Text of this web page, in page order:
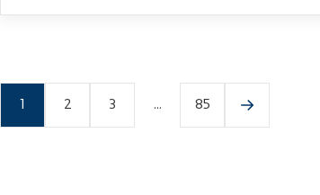
2 3 ... 85